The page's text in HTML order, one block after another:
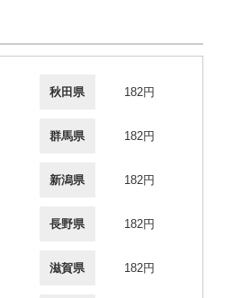
秋田県 182円
群馬県 182円
新潟県 182円
長野県 182円
滋賀県 182円